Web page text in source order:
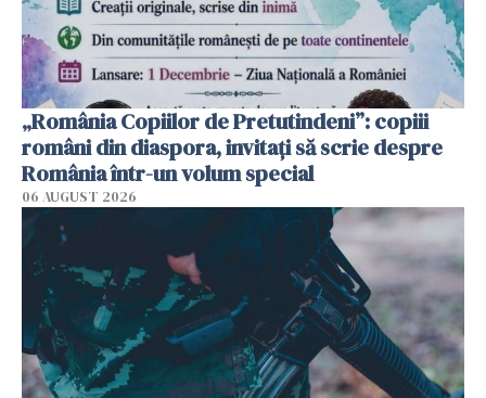
„România Copiilor de Pretutindeni”: copiii
români din diaspora, invitați să scrie despre
România într-un volum special
06 AUGUST 2026